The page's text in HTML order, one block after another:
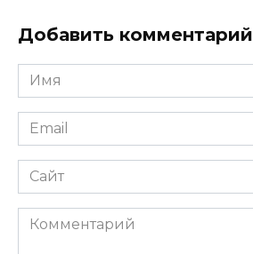
Добавить комментарий
Имя
*
Email
*
Сайт
Комментарий